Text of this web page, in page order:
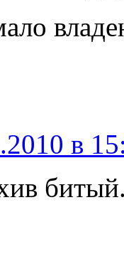
в